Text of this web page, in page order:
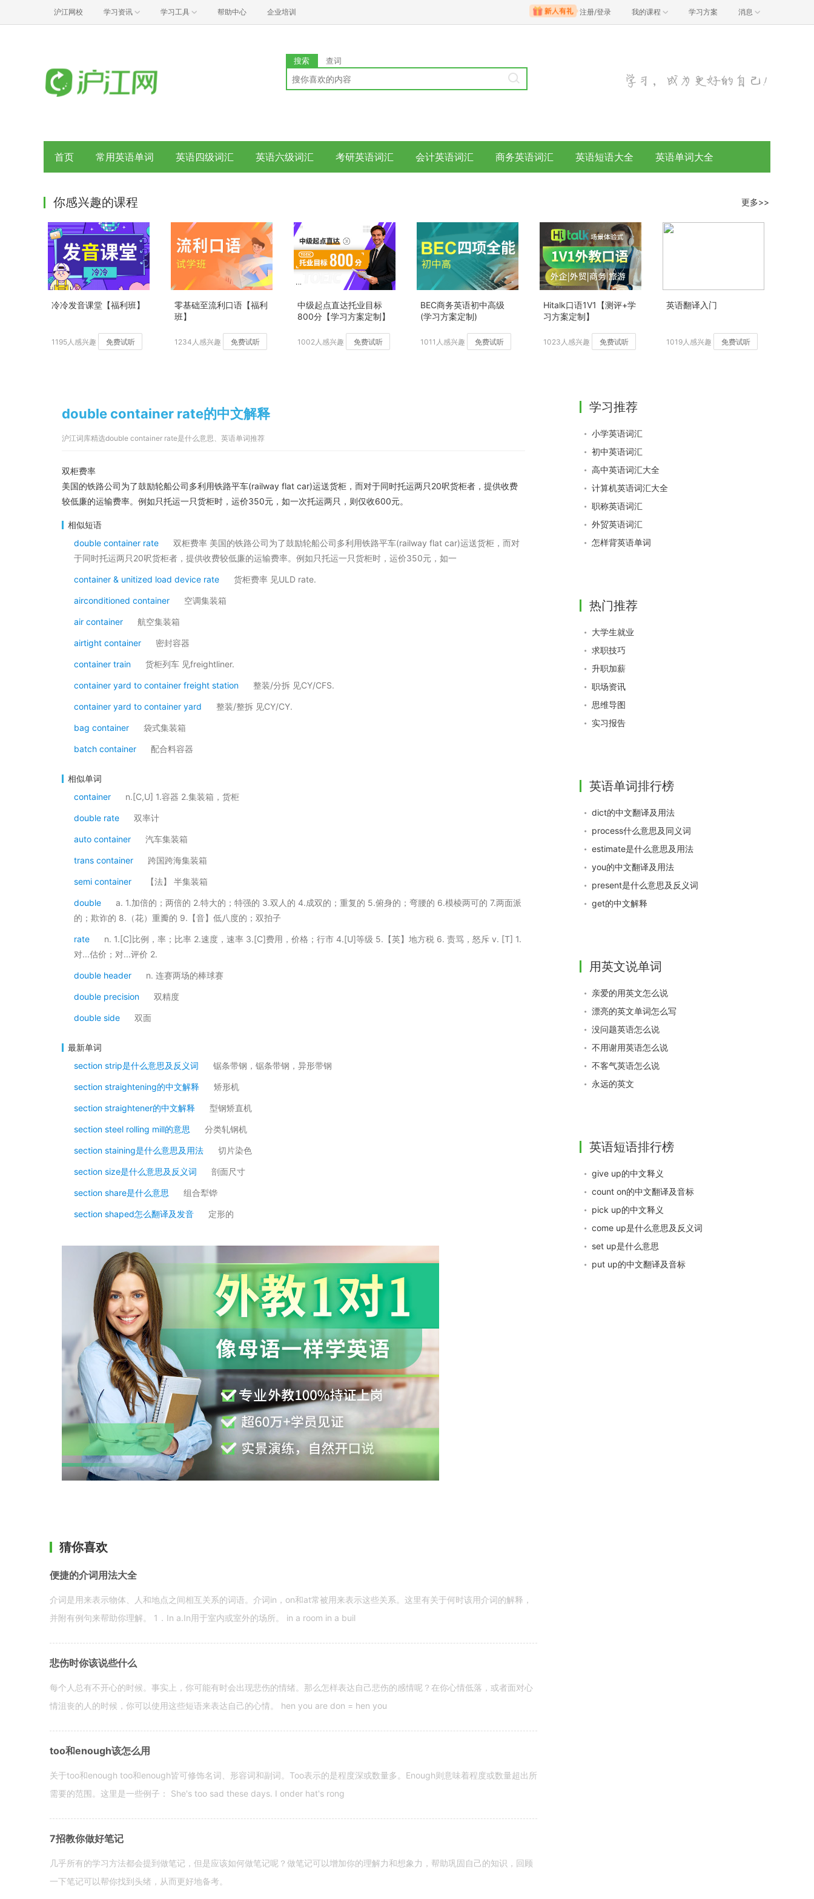
沪江网校 学习资讯 学习工具 帮助中心 企业培训 注册/登录 我的课程 学习方案 消息
搜索 查词
首页 常用英语单词 英语四级词汇 英语六级词汇 考研英语词汇 会计英语词汇 商务英语词汇 英语短语大全 英语单词大全
你感兴趣的课程 更多>>
冷冷发音课堂【福利班】
1195人感兴趣 免费试听
零基础至流利口语【福利
班】
1234人感兴趣 免费试听
中级起点直达托业目标
800分【学习方案定制】
1002人感兴趣 免费试听
BEC商务英语初中高级
(学习方案定制)
1011人感兴趣 免费试听
Hitalk口语1V1【测评+学
习方案定制】
1023人感兴趣 免费试听
英语翻译入门
1019人感兴趣 免费试听
double container rate的中文解释
沪江词库精选double container rate是什么意思、英语单词推荐
双柜费率
美国的铁路公司为了鼓励轮船公司多利用铁路平车(railway flat car)运送货柜，而对于同时托运两只20呎货柜者，提供收费
较低廉的运输费率。例如只托运一只货柜时，运价350元，如一次托运两只，则仅收600元。
相似短语
double container rate
双柜费率 美国的铁路公司为了鼓励轮船公司多利用铁路平车(railway flat car)运送货柜，而对
于同时托运两只20呎货柜者，提供收费较低廉的运输费率。例如只托运一只货柜时，运价350元，如一
container & unitized load device rate 货柜费率 见ULD rate.
airconditioned container 空调集装箱
air container 航空集装箱
airtight container 密封容器
container train 货柜列车 见freightliner.
container yard to container freight station 整装/分拆 见CY/CFS.
container yard to container yard 整装/整拆 见CY/CY.
bag container 袋式集装箱
batch container 配合料容器
相似单词
container
n.[C,U] 1.容器 2.集装箱，货柜
double rate 双率计
auto container 汽车集装箱
trans container 跨国跨海集装箱
semi container 【法】 半集装箱
double
a. 1.加倍的；两倍的 2.特大的；特强的 3.双人的 4.成双的；重复的 5.俯身的；弯腰的 6.模棱两可的 7.两面派
的；欺诈的 8.（花）重瓣的 9.【音】低八度的；双拍子
rate
n. 1.[C]比例，率；比率 2.速度，速率 3.[C]费用，价格；行市 4.[U]等级 5.【英】地方税 6. 责骂，怒斥 v. [T] 1.
对...估价；对...评价 2.
double header n. 连赛两场的棒球赛
double precision 双精度
double side 双面
最新单词
section strip是什么意思及反义词
锯条带钢，锯条带钢，异形带钢
section straightening的中文解释 矫形机
section straightener的中文解释 型钢矫直机
section steel rolling mill的意思 分类轧钢机
section staining是什么意思及用法 切片染色
section size是什么意思及反义词 剖面尺寸
section share是什么意思 组合犁铧
section shaped怎么翻译及发音 定形的
猜你喜欢
便捷的介词用法大全
介词是用来表示物体、人和地点之间相互关系的词语。介词in，on和at常被用来表示这些关系。这里有关于何时该用介词的解释，
并附有例句来帮助你理解。 1．In a.In用于室内或室外的场所。 in a room in a buil
悲伤时你该说些什么
每个人总有不开心的时候。事实上，你可能有时会出现悲伤的情绪。那么怎样表达自己悲伤的感情呢？在你心情低落，或者面对心
情沮丧的人的时候，你可以使用这些短语来表达自己的心情。 hen you are don = hen you
too和enough该怎么用
关于too和enough too和enough皆可修饰名词、形容词和副词。Too表示的是程度深或数量多。Enough则意味着程度或数量超出所
需要的范围。这里是一些例子： She's too sad these days. I onder hat's rong
7招教你做好笔记
几乎所有的学习方法都会提到做笔记，但是应该如何做笔记呢？做笔记可以增加你的理解力和想象力，帮助巩固自己的知识，回顾
一下笔记可以帮你找到头绪，从而更好地备考。
学习推荐
小学英语词汇
初中英语词汇
高中英语词汇大全
计算机英语词汇大全
职称英语词汇
外贸英语词汇
怎样背英语单词
热门推荐
大学生就业
求职技巧
升职加薪
职场资讯
思维导图
实习报告
英语单词排行榜
dict的中文翻译及用法
process什么意思及同义词
estimate是什么意思及用法
you的中文翻译及用法
present是什么意思及反义词
get的中文解释
用英文说单词
亲爱的用英文怎么说
漂亮的英文单词怎么写
没问题英语怎么说
不用谢用英语怎么说
不客气英语怎么说
永远的英文
英语短语排行榜
give up的中文释义
count on的中文翻译及音标
pick up的中文释义
come up是什么意思及反义词
set up是什么意思
put up的中文翻译及音标